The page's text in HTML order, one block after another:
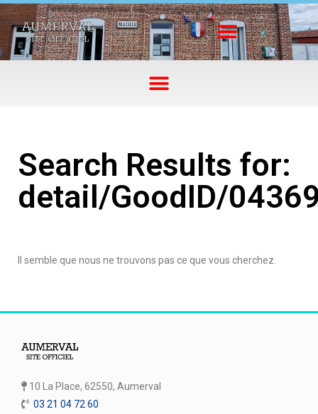
Search Results for:
detail/GoodID/
Il semble que nous ne trouvons pas ce que vous cherchez.
10 La Place, 62550, Aumerval
03 21 04 72 60